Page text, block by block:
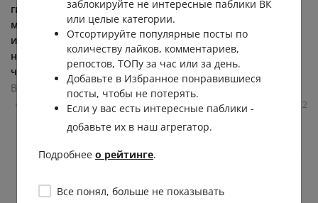
гигантские
млекопитающие регулярно
используют жилища
насекомых в качестве
чесалок для своих...
BRAIN
1823.0К 0.8К 152 3513
длинная костная рыба на
планете, способная
вырастать до 11 метров.
Этот серебристый гигант
с...
599.9К 2.3К 412
заблокируйте не интересные паблики ВК
или целые категории.
Отсортируйте популярные посты по
количеству лайков, комментариев,
репостов, ТОПу за час или за день.
Добавьте в Избранное понравившиеся
посты, чтобы не потерять.
Если у вас есть интересные паблики -
добавьте их в наш агрегатор.
Подробнее о рейтинге.
Все понял, больше не показывать